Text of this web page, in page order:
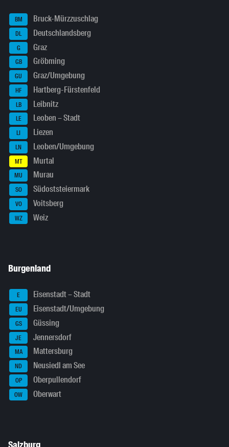
BM Bruck-Mürzzuschlag
DL Deutschlandsberg
G Graz
GB Gröbming
GU Graz/Umgebung
HF Hartberg-Fürstenfeld
LB Leibnitz
LE Leoben – Stadt
LI Liezen
LN Leoben/Umgebung
MT Murtal
MU Murau
SO Südoststeiermark
VO Voitsberg
WZ Weiz
Burgenland
E Eisenstadt – Stadt
EU Eisenstadt/Umgebung
GS Güssing
JE Jennersdorf
MA Mattersburg
ND Neusiedl am See
OP Oberpullendorf
OW Oberwart